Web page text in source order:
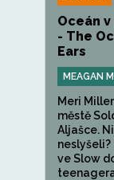
Oceán
- The
Ears
MEAGAN
Meri
městě
Aljašce.
neslyšeli?
ve Slow